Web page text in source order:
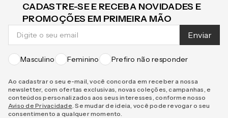
CADASTRE-SE E RECEBA NOVIDADES E
PROMOÇÕES EM PRIMEIRA MÃO
Enviar
Masculino Feminino Prefiro não responder
Ao cadastrar o seu e-mail, você concorda em receber a nossa
newsletter, com ofertas exclusivas, novas coleções, campanhas, e
conteúdos personalizados aos seus interesses, conforme nosso
Aviso de Privacidade . Se mudar de ideia, você pode revogar o seu
consentimento a qualquer momento.